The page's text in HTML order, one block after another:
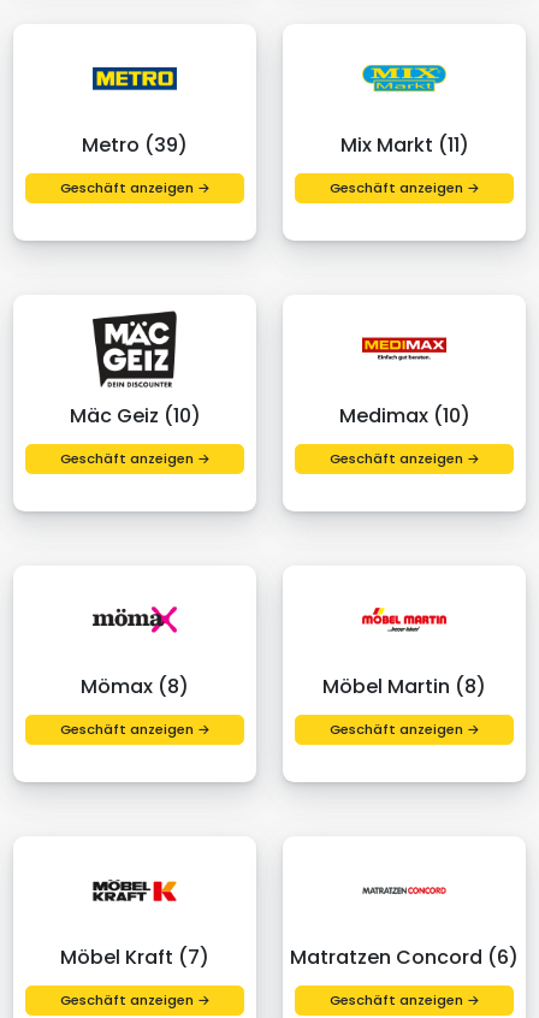
Metro (39)
Geschäft anzeigen →
Mix Markt (11)
Geschäft anzeigen →
Mäc Geiz (10)
Geschäft anzeigen →
Medimax (10)
Geschäft anzeigen →
Mömax (8)
Geschäft anzeigen →
Möbel Martin (8)
Geschäft anzeigen →
Möbel Kraft (7)
Geschäft anzeigen →
Matratzen Concord (6)
Geschäft anzeigen →